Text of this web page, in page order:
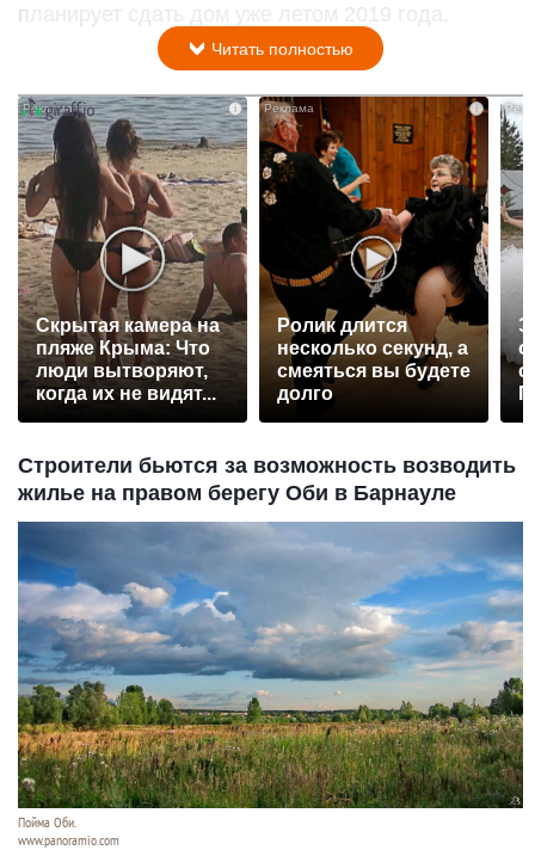
планирует сдать дом уже летом 2019 года.
Читать полностью
i
Скрытая камера на
пляже Крыма: Что
люди вытворяют,
когда их не видят...
Ролик длится
несколько секунд, а
смеяться вы будете
долго
Строители бьются за возможность возводить
жилье на правом берегу Оби в Барнауле
Пойма Оби.
www.panoramio.com